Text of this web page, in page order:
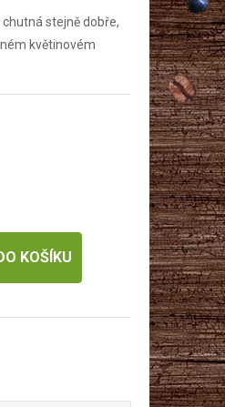
stejně dobře,
květinovém
KOŠÍKU